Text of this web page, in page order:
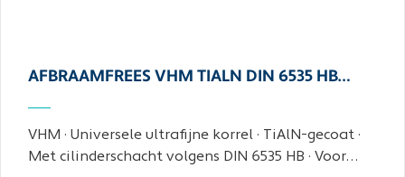
AFBRAAMFREES VHM TIALN DIN 6535 HB…
VHM · Universele ultrafijne korrel · TiAlN-gecoat ·
Met cilinderschacht volgens DIN 6535 HB · Voor…